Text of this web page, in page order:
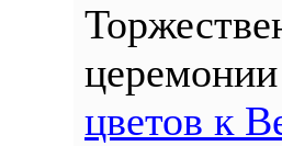
цветов к